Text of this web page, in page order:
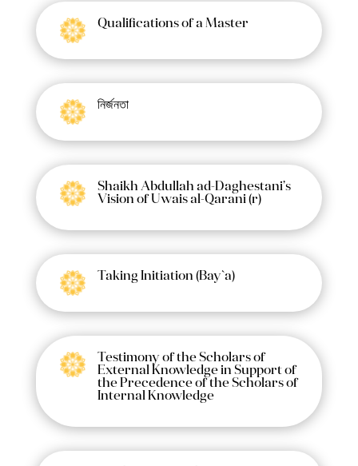
Qualifications of a Master
নির্জনতা
Shaikh Abdullah ad-Daghestani’s
Vision of Uwais al-Qarani (r)
Taking Initiation (Bay`a)
Testimony of the Scholars of
External Knowledge in Support of
the Precedence of the Scholars of
Internal Knowledge